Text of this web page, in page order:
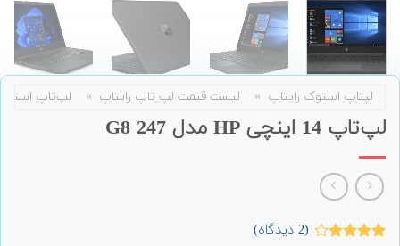
لپتاپ استوک رایتاپ » لیست قیمت لپ تاپ رایتاپ » لپ‌تاپ
لپ‌تاپ 14 اینچی HP مدل 247 G8
(
2دیدگاه)